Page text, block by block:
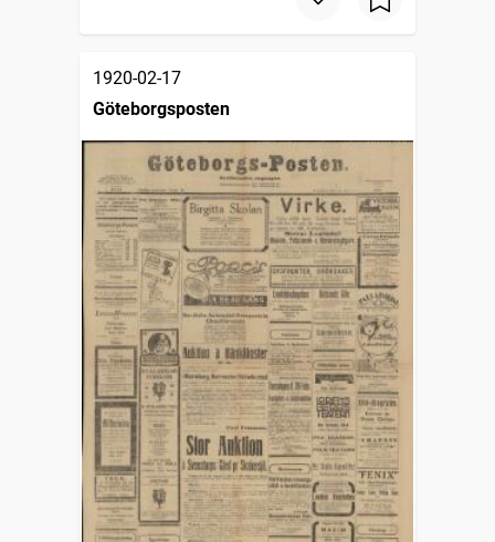
1920-02-17
Göteborgsposten